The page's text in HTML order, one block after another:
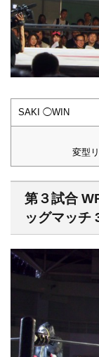
SAKI ◯WIN
変型
第３試合
ッグマッチ